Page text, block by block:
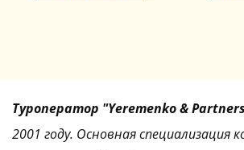
Туроператор "Yeremenko &
2001 году. Основная специализация